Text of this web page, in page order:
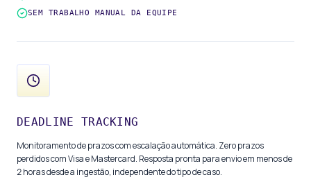
SEM TRABALHO MANUAL DA EQUIPE
DEADLINE TRACKING
Monitoramento de prazos com escalação automática. Zero prazos
perdidos com Visa e Mastercard. Resposta pronta para envio em menos de
2 horas desde a ingestão, independente do tipo de caso.